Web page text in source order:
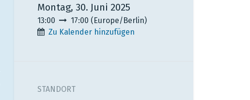
Montag, 30. Juni 2025
13:00 17:00 ( Europe/Berlin)
Zu Kalender hinzufügen
STANDORT